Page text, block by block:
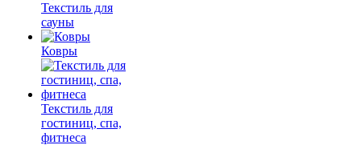
Текстиль для
сауны
Ковры
Текстиль для
гостиниц, спа,
фитнеса